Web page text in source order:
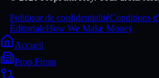
Politique de confidentialitéConditions
ÉditorialeHow We Make Money
Accueil
Prop Firms